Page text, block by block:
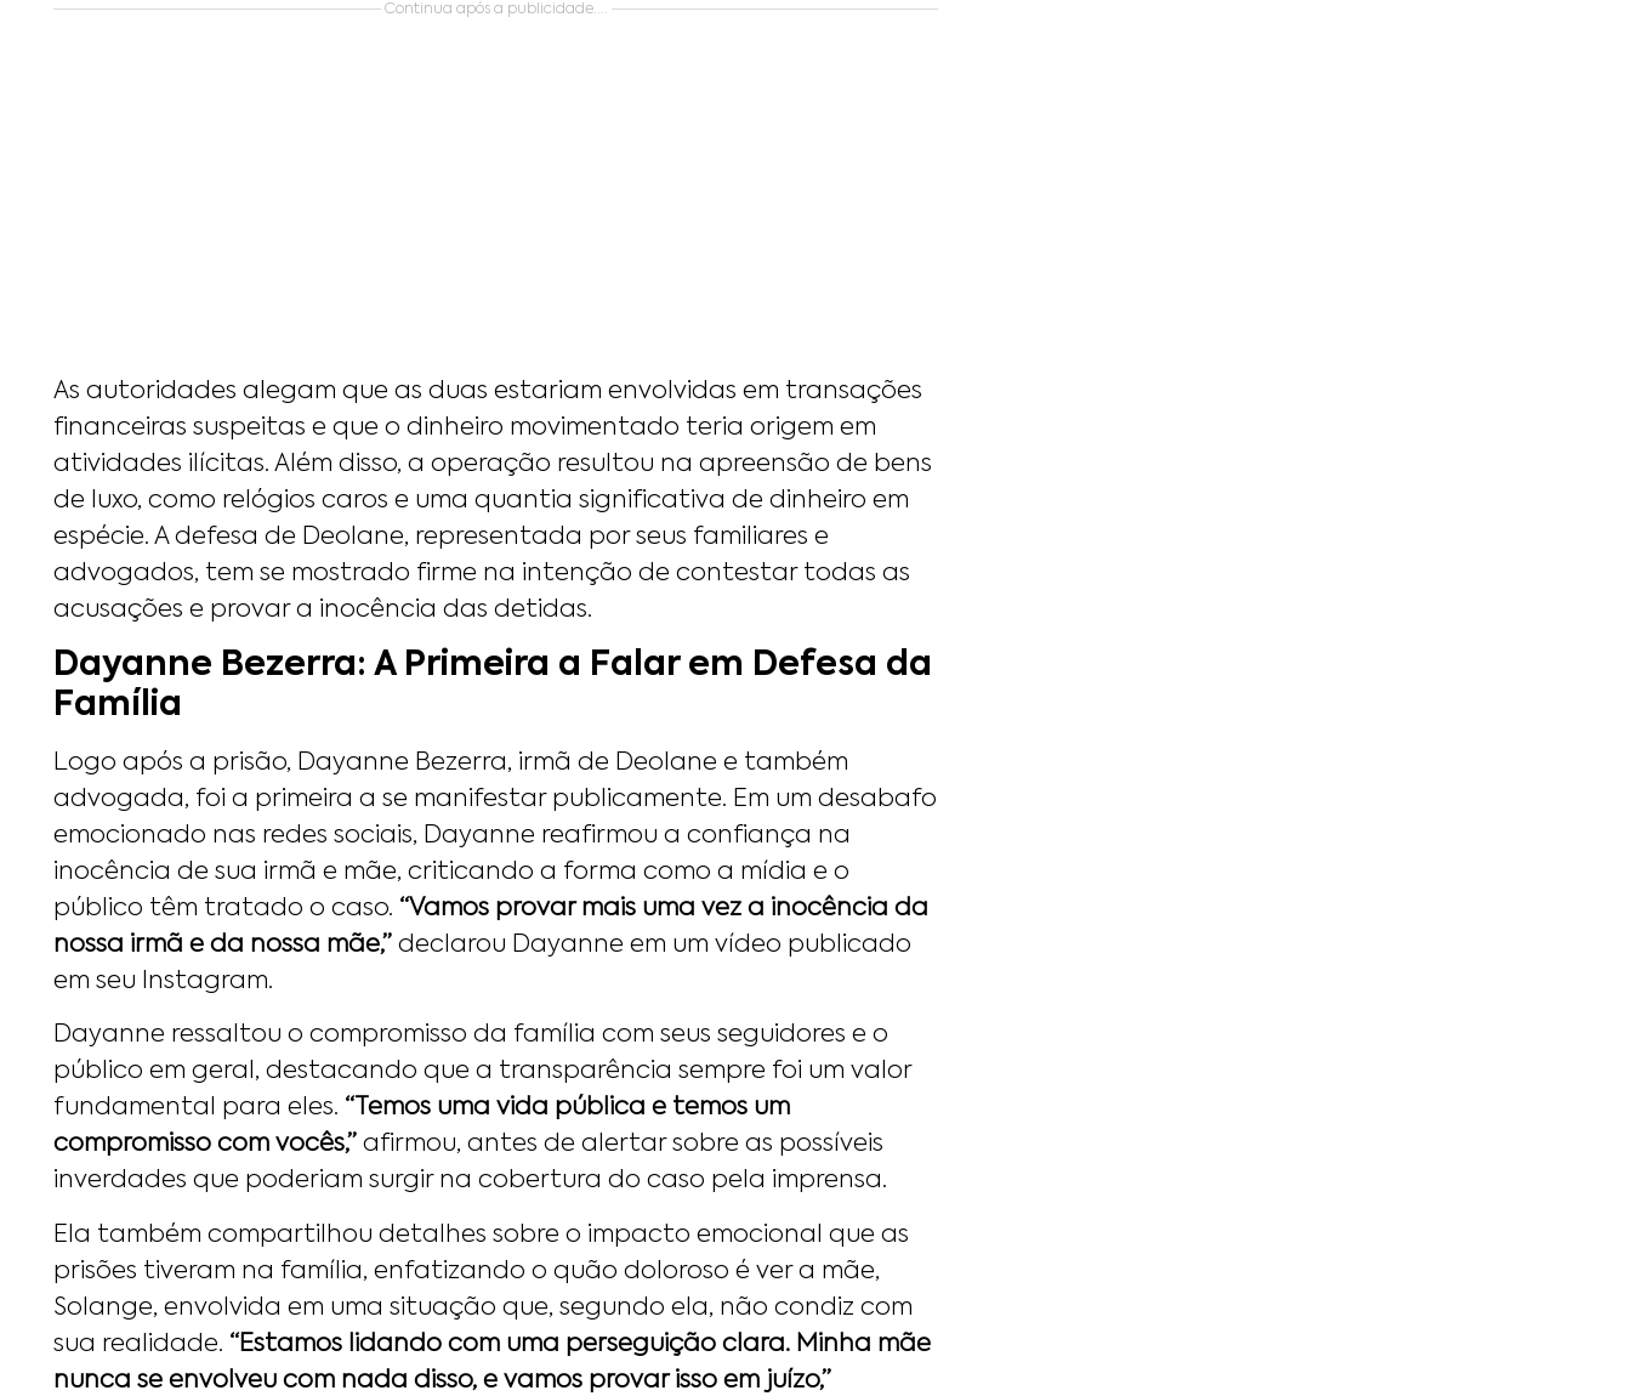
Continua após a publicidade....
As autoridades alegam que as duas estariam envolvidas em transações
financeiras suspeitas e que o dinheiro movimentado teria origem em
atividades ilícitas. Além disso, a operação resultou na apreensão de bens
de luxo, como relógios caros e uma quantia significativa de dinheiro em
espécie. A defesa de Deolane, representada por seus familiares e
advogados, tem se mostrado firme na intenção de contestar todas as
acusações e provar a inocência das detidas.
Dayanne Bezerra: A Primeira a Falar em Defesa da
Família
Logo após a prisão, Dayanne Bezerra, irmã de Deolane e também
advogada, foi a primeira a se manifestar publicamente. Em um desabafo
emocionado nas redes sociais, Dayanne reafirmou a confiança na
inocência de sua irmã e mãe, criticando a forma como a mídia e o
público têm tratado o caso. “Vamos provar mais uma vez a inocência da
nossa irmã e da nossa mãe,” declarou Dayanne em um vídeo publicado
em seu Instagram.
Dayanne ressaltou o compromisso da família com seus seguidores e o
público em geral, destacando que a transparência sempre foi um valor
fundamental para eles. “Temos uma vida pública e temos um
compromisso com vocês,” afirmou, antes de alertar sobre as possíveis
inverdades que poderiam surgir na cobertura do caso pela imprensa.
Ela também compartilhou detalhes sobre o impacto emocional que as
prisões tiveram na família, enfatizando o quão doloroso é ver a mãe,
Solange, envolvida em uma situação que, segundo ela, não condiz com
sua realidade. “Estamos lidando com uma perseguição clara. Minha mãe
nunca se envolveu com nada disso, e vamos provar isso em juízo,”